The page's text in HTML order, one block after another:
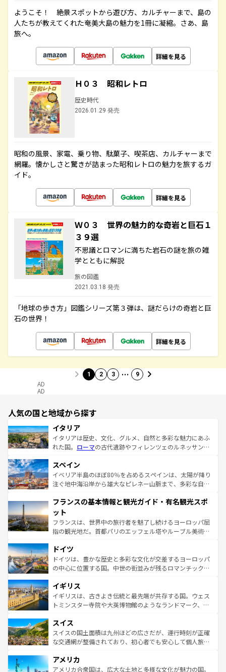
ようこそ！ 絶景スポットから遊び方、カルチャーまで、島の
人たちが教えてくれた奄美大島の魅力を1冊に凝縮。さあ、島
旅へ。
詳細を見る
Ｈ０３ 昭和レトロ
歴史時代
2026.01.29 発売
昭和の風景、家電、乗り物、駄菓子、喫茶店、カルチャーまで
網羅。懐かしさと驚きが詰まった昭和レトロの魅力を旅するガ
イド。
詳細を見る
Ｗ０３ 世界の魅力的な奇岩と巨石１
３９選
不思議とロマンに満ちた岩石の謎を旅の雑
学とともに解説
旅の図鑑
2021.03.18 発売
「地球の歩き方」図鑑シリーズ第３弾は、謎だらけの奇岩と巨
石の世界！
詳細を見る
1 2 3 … 9
AD
AD
人気の国と地域から探す
イタリア
イタリアは歴史、文化、グルメ、自然と多彩な魅力にあふ
れた国。 ローマの古代遺跡やフィレンツェのルネッサンス
ろん、トスカーナの美しい田園風景やアマルフィ海岸の絶
景など、自然景観も見逃せない。観光の合間には、本場の
ピザやパスタなど、絶品のイタリア料理を堪能することも
ませてくれるイタリアで、忘れられない旅をしてみよう！
なお、新着のイタリア情報は
しい。
スペイン
イベリア半島のほぼ80％を占めるスペインは、太陽が降り
注ぐ地中海沿岸から雄大なピレネー山脈まで、多彩な自然
文化が根付くこの国では、情熱的なフラメンコ、熱気あふ
れる闘牛、そして美味しいタパスが生活の一部となってい
る。首都マドリードの洗練された雰囲気や、バルセロナの
アートに溢れた街角から、地方では古代ローマ遺跡や中世
せる。地方によって風土や気候が異なるスペインはその個
性で訪れる人を魅了する。 なお、新着のスペイン情報は コ
ンテンツ一覧を参照してほしい。
フランスの基本情報と観光ガイド・有名観光スポ
ット
フランスは、世界中の旅行者を魅了し続けるヨーロッパ屈
指の観光地だ。首都パリのエッフェル塔やルーブル美術館
で、幅広い魅力が詰まっている。華麗な宮殿、歴史的な大
聖堂、美しいビーチ、そして豊かな自然が、訪れる者を心
から魅了する。また、フランスは美食の国としても知ら
いる。シャンパンの発祥地であるランス、プロヴァンスの
香り高いラベンダー畑など、多彩な楽しみ方が可能だ。さ
らに、パリ以外の地域にも魅力が溢れており、どの街角に
れる地方に足を運ぶとそれぞれで全く異なる文化を体験で
きるだろう。 なお、新着のフランス情報はコンテンツ一覧
を参照してほしい。
ドイツ
ドイツは、豊かな歴史と多彩な文化が交差するヨーロッパ
の中心に位置する国。中世の街並みが残るロマンチック街
顔を持つこの国は、どこを歩いても飽きることがない。ベ
ルリンの文化的活気、バイエルン州のアルプスの絶景、そ
してライン川沿いのワイン畑といった風景は必見。ビール
は、お酒好きな人にはぜひ体験してほしい。 なお、新着の
ドイツ情報はコンテンツ一覧を参照してほしい。
イギリス
イギリスは、古きよき伝統と最先端が共存する国。ウェス
トミンスター寺院や大英博物館のようなランドマーク、歴
リアごとに異なる魅力がある。また、優雅なアフタヌーン
ティー、ビール好きにはたまらない英国パブ、サッカー観
戦など、本場だからこそできる体験も豊富。イギリスを旅
ンツ一覧を参照してほしい。
スイス
スイスの国土面積は九州ほどの広さだが、運行時刻が正確
な交通網が整備されており、初心者でも安心して個人旅行
の建物がそのまま残る町や、スイスならではのユニークな
博物館もあり、アルプス観光だけでなく町歩きも満喫する
アメリカ
アメリカ合衆国は、広大な土地と多様な文化が魅力の国。